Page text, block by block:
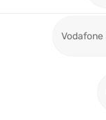
Vodafone